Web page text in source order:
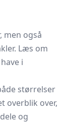
men også
Læs om
i
størrelser
overblik over,
og